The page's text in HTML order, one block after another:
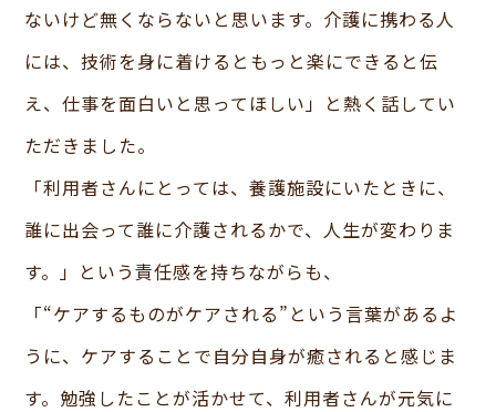
ないけど無くならないと思います。介護に携わる人
には、技術を身に着けるともっと楽にできると伝
え、仕事を面白いと思ってほしい」と熱く話してい
ただきました。
「利用者さんにとっては、養護施設にいたときに、
誰に出会って誰に介護されるかで、人生が変わりま
す。」という責任感を持ちながらも、
「“ケアするものがケアされる”という言葉があるよ
うに、ケアすることで自分自身が癒されると感じま
す。勉強したことが活かせて、利用者さんが元気に